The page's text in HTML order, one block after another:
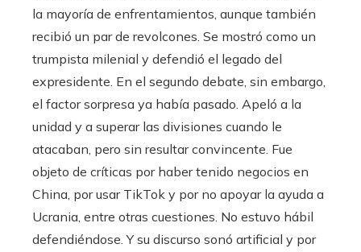
la mayoría de enfrentamientos, aunque también
recibió un par de revolcones. Se mostró como un
trumpista milenial y defendió el legado del
expresidente. En el segundo debate, sin embargo,
el factor sorpresa ya había pasado. Apeló a la
unidad y a superar las divisiones cuando le
atacaban, pero sin resultar convincente. Fue
objeto de críticas por haber tenido negocios en
China, por usar TikTok y por no apoyar la ayuda a
Ucrania, entre otras cuestiones. No estuvo hábil
defendiéndose. Y su discurso sonó artificial y por